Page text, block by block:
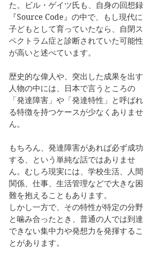
た。ビル・ゲイツ氏も、自身の回想録
『Source Code』の中で、もし現代に
子どもとして育っていたなら、自閉ス
ペクトラム症と診断されていた可能性
が高いと述べています。
歴史的な偉人や、突出した成果を出す
人物の中には、日本で言うところの
「発達障害」や「発達特性」と呼ばれ
る特徴を持つケースが少なくありませ
ん。
もちろん、発達障害があれば必ず成功
する、という単純な話ではありませ
ん。むしろ現実には、学校生活、人間
関係、仕事、生活管理などで大きな困
難を抱えることもあります。
しかし一方で、その特性が特定の分野
と噛み合ったとき、普通の人では到達
できない集中力や発想力を発揮するこ
とがあります。